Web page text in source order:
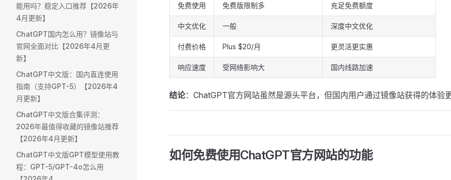
能用吗？稳定入口推荐【2026年
4月更新】
ChatGPT国内怎么用？镜像站与
官网全面对比【2026年4月更
新】
ChatGPT中文版：国内直连使用
指南（支持GPT-5）【2026年4
月更新】
ChatGPT中文版合集评测：
2026年最值得收藏的镜像站推荐
【2026年4月更新】
ChatGPT中文版GPT模型使用教
程：GPT-5/GPT-4o怎么用
免费使用 免费版限制多 充足免费额度
中文优化 一般 深度中文优化
付费价格 Plus $20/月 更灵活更实惠
响应速度 受网络影响大 国内线路加速
结论：ChatGPT官方网站虽然是源头平台，但国内用户通过镜像站获得的体验
如何免费使用ChatGPT官方网站的功能